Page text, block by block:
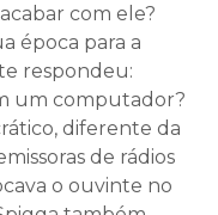
com ele?
época para a
respondeu:
um computador?
diferente da
de rádios
o ouvinte no